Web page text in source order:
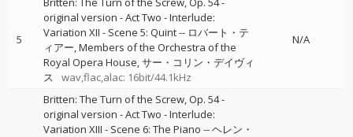
5
original version - Act Two - Interlude:
Variation XII - Scene 5: Quint-- ロバート・テ
ィアー Members of the Orchestra of the
Royal Opera House サー・コリン・デイヴィ
ス
wav,flac,alac: 16bit/44.1kHz
N/A
Britten: The Turn of the Screw, Op. 54 -
original version - Act Two - Interlude:
Variation XIII - Scene 6: The Piano --ヘレン・